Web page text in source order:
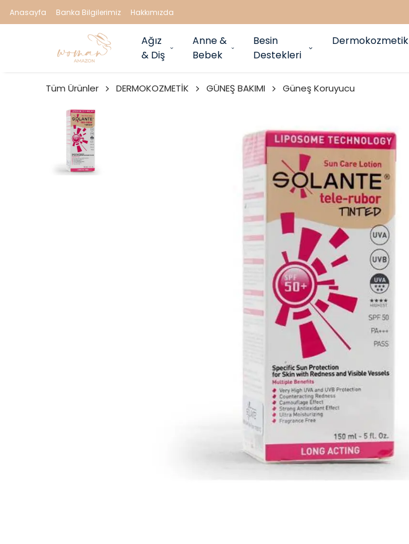
Anasayfa Banka Bilgilerimiz Hakkımızda
Ağız
& Diş
Anne &
Bebek
Besin
Destekleri
Dermokozmetik
Tüm Ürünler DERMOKOZMETİK GÜNEŞ BAKIMI Güneş Koruyucu